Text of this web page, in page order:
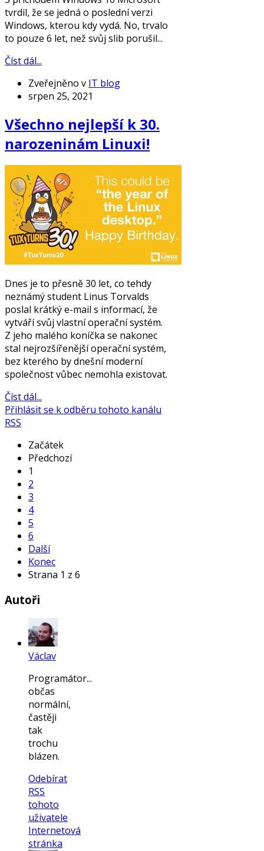
tvrdil, že se jedná o poslední verzi
Windows, kterou kdy vydá. No, trvalo
to pouze 6 let, než svůj slib porušil...
Číst dál...
Zveřejněno v IT blog
srpen 25, 2021
Všechno nejlepší k 30.
narozeninám Linuxi!
Dnes je to přesně 30 let, co tehdy
neznámý student Linus Torvalds
poslal krátký e-mail s informací, že
vytváří svůj vlastní operační systém.
Z jeho malého koníčka se nakonec
stal nejrozšířenější operační systém,
bez kterého by dnešní moderní
společnost vůbec nemohla existovat.
Číst dál...
Přihlásit se k odběru tohoto kanálu
RSS
Začátek
Předchozí
1
2
3
4
5
6
Další
Konec
Strana 1 z 6
Autoři
Václav
Programátor...
občas
normální,
častěji
tak
trochu
blázen.
Odebírat
RSS
tohoto
uživatele
Internetová
stránka